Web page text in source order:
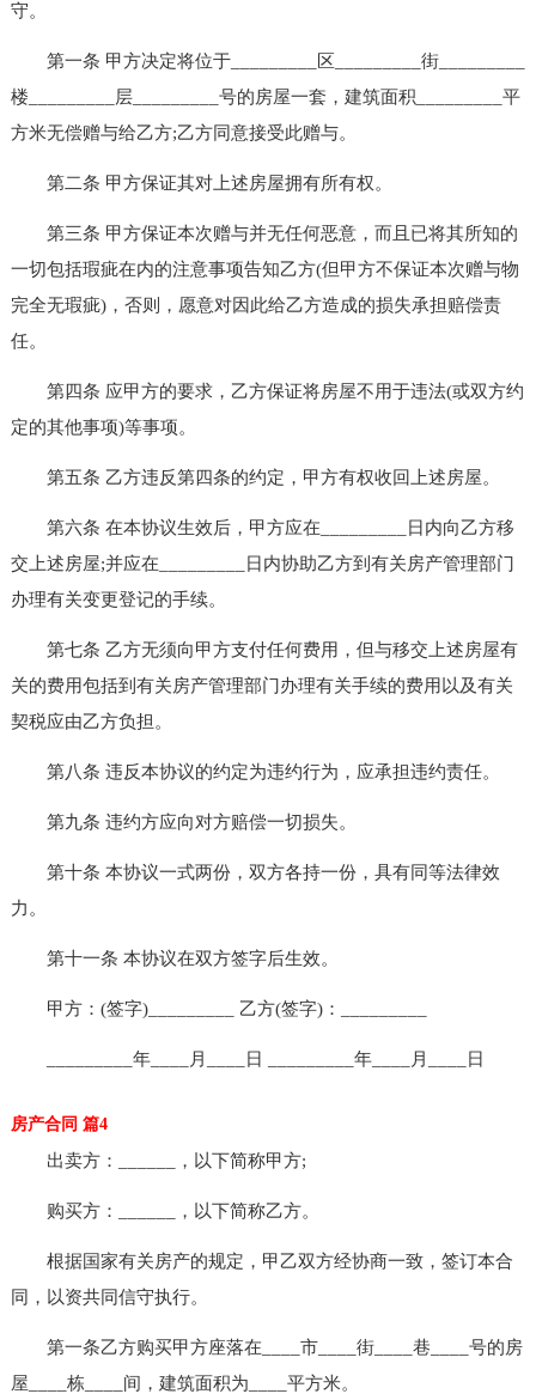
守。
第一条 甲方决定将位于_________区_________街_________
楼_________层_________号的房屋一套，建筑面积_________平
方米无偿赠与给乙方;乙方同意接受此赠与。
第二条 甲方保证其对上述房屋拥有所有权。
第三条 甲方保证本次赠与并无任何恶意，而且已将其所知的
一切包括瑕疵在内的注意事项告知乙方(但甲方不保证本次赠与物
完全无瑕疵)，否则，愿意对因此给乙方造成的损失承担赔偿责
任。
第四条 应甲方的要求，乙方保证将房屋不用于违法(或双方约
定的其他事项)等事项。
第五条 乙方违反第四条的约定，甲方有权收回上述房屋。
第六条 在本协议生效后，甲方应在_________日内向乙方移
交上述房屋;并应在_________日内协助乙方到有关房产管理部门
办理有关变更登记的手续。
第七条 乙方无须向甲方支付任何费用，但与移交上述房屋有
关的费用包括到有关房产管理部门办理有关手续的费用以及有关
契税应由乙方负担。
第八条 违反本协议的约定为违约行为，应承担违约责任。
第九条 违约方应向对方赔偿一切损失。
第十条 本协议一式两份，双方各持一份，具有同等法律效
力。
第十一条 本协议在双方签字后生效。
甲方：(签字)_________ 乙方(签字)：_________
_________年____月____日 _________年____月____日
房产合同 篇4
出卖方：______，以下简称甲方;
购买方：______，以下简称乙方。
根据国家有关房产的规定，甲乙双方经协商一致，签订本合
同，以资共同信守执行。
第一条乙方购买甲方座落在____市____街____巷____号的房
屋____栋____间，建筑面积为____平方米。